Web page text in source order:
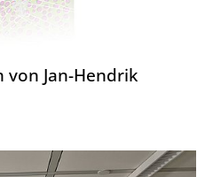
Jan-Hendrik